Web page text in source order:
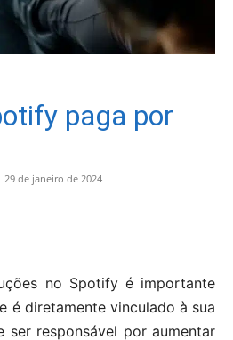
paga por
29 de janeiro de 2024
no Spotify é importante
é diretamente vinculado à sua
ser responsável por aumentar